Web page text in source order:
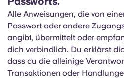
Alle Anweisungen, die von
Passwort oder andere
angibt, übermittelt oder
dich verbindlich. Du erklärst
dass du die alleinige
Transaktionen oder